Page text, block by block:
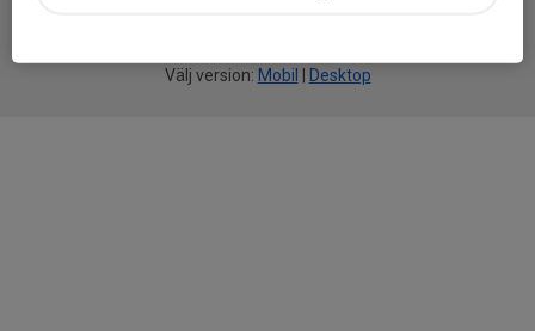
Välj version: Mobil Desktop